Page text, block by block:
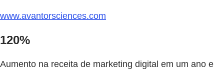
www.avantorsciences.com
120%
Aumento na receita de marketing digital em um ano e